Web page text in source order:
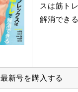
スは筋ト
解消できる
最新号を購入する